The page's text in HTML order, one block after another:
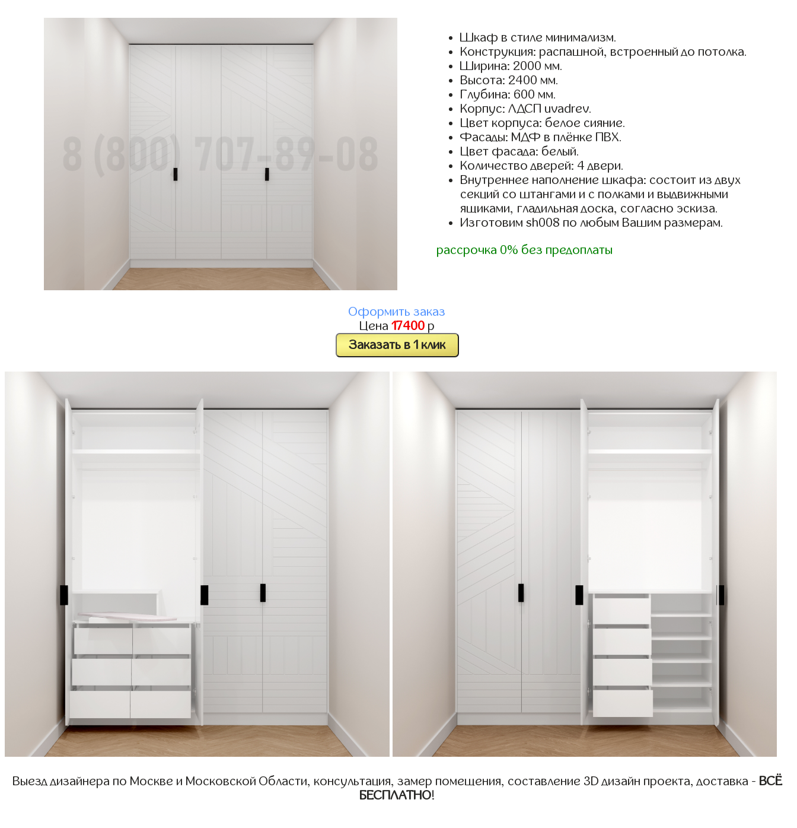
Шкаф в стиле минимализм.
Конструкция: распашной, встроенный до потолка.
Ширина: 2000 мм.
Высота: 2400 мм.
Глубина: 600 мм.
Корпус: ЛДСП uvadrev.
Цвет корпуса: белое сияние.
Фасады: МДФ в плёнке ПВХ.
Цвет фасада: белый.
Количество дверей: 4 двери.
Внутреннее наполнение шкафа: состоит из двух
секций со штангами и с полками и выдвижными
ящиками, гладильная доска, согласно эскиза.
Изготовим sh008 по любым Вашим размерам.
рассрочка 0% без предоплаты
Оформить заказ
Цена17400 р
Заказать в 1 клик
Выезд дизайнера по Москве и Московской Области, консультация, замер помещения, составление 3D дизайн проекта, доставка - ВСЁ
БЕСПЛАТНО!